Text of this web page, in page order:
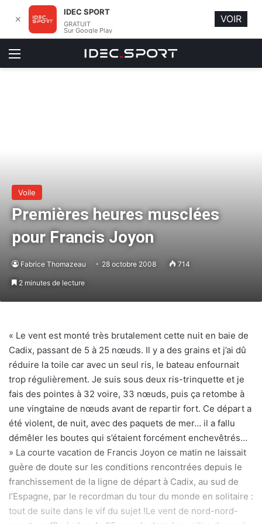
Menu
Voile
Premières heures musclées
pour Francis Joyon
Fabrice Thomazeau 28 octobre 2008 714
2 minutes de lecture
« Le vent est monté très brutalement cette nuit en baie de
Cadix, passant de 5 à 25 nœuds. Il y a des grains et j’ai dû
réduire la toile car avec un seul ris, le bateau enfournait
trop régulièrement. Je suis sous deux ris-trinquette et je
fais des pointes à 32 voire, 33 nœuds, puis ça retombe à
une vingtaine de nœuds avant de repartir fort. Ce départ a
été violent, de nuit, avec des paquets de mer… il a fallu
démêler les boutes qui s’étaient forcément enchevêtrés…
» La courte vacation de Francis Joyon ce matin ne laissait
guère de doute sur les conditions rencontrées depuis le
franchissement de la ligne de départ à Cadix, au sud de
l’Espagne, par le recordman du tour du monde en solitaire :
tout de suite dans le vif du sujet !Le vent de nord-nord-
✕
IDEC SPORT
GRATUIT
Sur Google Play
VOIR